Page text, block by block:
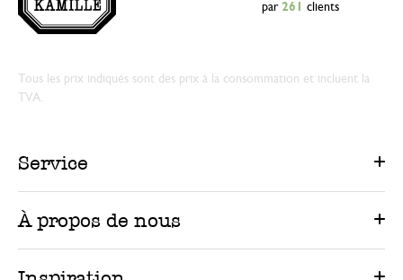
par 261 clients
Tous les prix indiqués sont des prix à la consommation et incluent la
TVA.
Service
À propos de nous